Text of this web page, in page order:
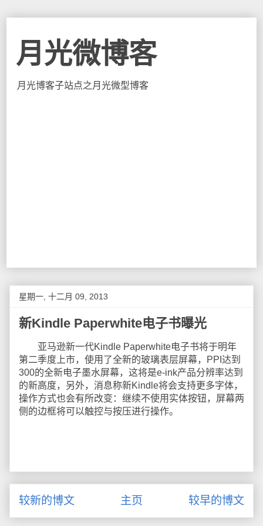
月光微博客
月光博客子站点之月光微型博客
星期一, 十二月 09, 2013
新Kindle Paperwhite电子书曝光
亚马逊新一代Kindle Paperwhite电子书将于明年
第二季度上市，使用了全新的玻璃表层屏幕，PPI达到
300的全新电子墨水屏幕，这将是e-ink产品分辨率达到
的新高度，另外，消息称新Kindle将会支持更多字体，
操作方式也会有所改变：继续不使用实体按钮，屏幕两
侧的边框将可以触控与按压进行操作。
较新的博文 较早的博文
主页